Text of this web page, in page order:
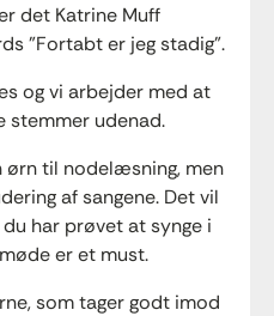
det Katrine Muff
"Fortabt er jeg stadig".
og vi arbejder med at
udenad.
ørn til nodelæsning, men
af sangene. Det vil
har prøvet at synge i
er et must.
som tager godt imod